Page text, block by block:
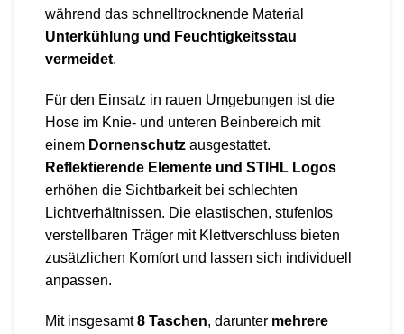
während das schnelltrocknende Material
Unterkühlung und Feuchtigkeitsstau
vermeidet.
Für den Einsatz in rauen Umgebungen ist die
Hose im Knie- und unteren Beinbereich mit
einem Dornenschutz ausgestattet.
Reflektierende Elemente und STIHL Logos
erhöhen die Sichtbarkeit bei schlechten
Lichtverhältnissen. Die elastischen, stufenlos
verstellbaren Träger mit Klettverschluss bieten
zusätzlichen Komfort und lassen sich individuell
anpassen.
Mit insgesamt8 Taschen, darunter mehrere